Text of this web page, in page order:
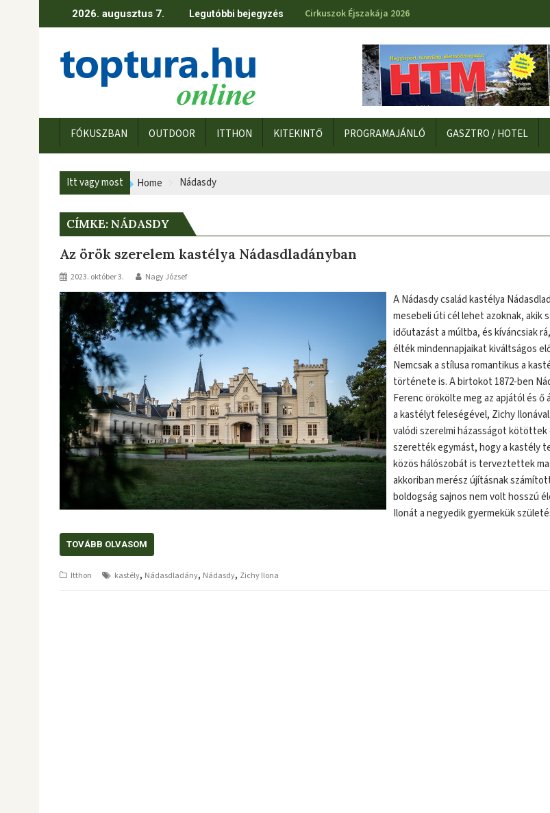
2026. augusztus 7. Legutóbbi bejegyzés Cirkuszok Éjszakája 2026
FÓKUSZBAN OUTDOOR ITTHON KITEKINTŐ PROGRAMAJÁNLÓ GASZTRO / HOTEL
Itt vagy most Home Nádasdy
CÍMKE:NÁDASDY
Az örök szerelem kastélya Nádasdladányban
2023. október 3. Nagy József
A Nádasdy család kastélya
mesebeli úti cél lehet azoknak, akik
időutazást a múltba, és kíváncsiak
élték mindennapjaikat kiváltságos
Nemcsak a stílusa romantikus a
története is. A birtokot 1872-ben
Ferenc örökölte meg az apjától és ő
a kastélyt feleségével, Zichy
valódi szerelmi házasságot kötöttek
szerették egymást, hogy a kastély
közös hálószobát is terveztettek
akkoriban merész újításnak
boldogság sajnos nem volt hosszú
Ilonát a negyedik gyermekük
TOVÁBB OLVASOM
Itthon kastély, Nádasdladány, Nádasdy, Zichy Ilona